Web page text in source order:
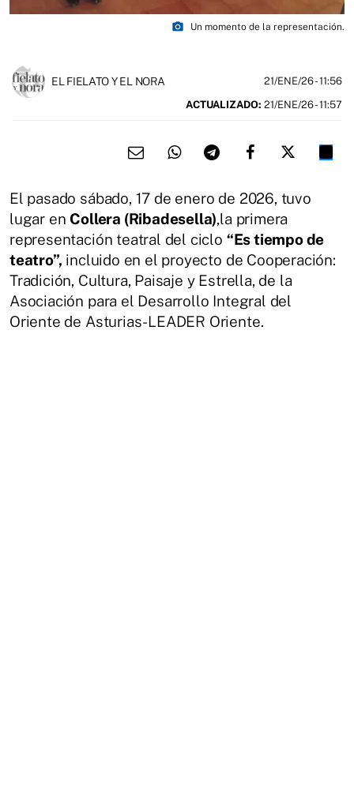
photo_camera Un momento de la representación.
EL FIELATO Y EL NORA 21/ENE/26- 11:56
ACTUALIZADO: 21/ENE/26 - 11:57
El pasado sábado, 17 de enero de 2026, tuvo
lugar en Collera (Ribadesella),la primera
representación teatral del ciclo “Es tiempo de
teatro”, incluido en el proyecto de Cooperación:
Tradición, Cultura, Paisaje y Estrella, de la
Asociación para el Desarrollo Integral del
Oriente de Asturias-LEADER Oriente.